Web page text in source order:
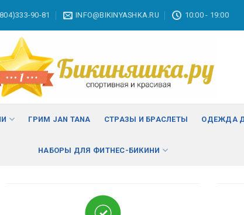
90-81 INFO@BIKINYASHKA.RU 10:00 - 19:00
ГРИМ JAN TANA СТРАЗЫ И БРАСЛЕТЫ ОДЕЖДА
НАБОРЫ ДЛЯ ФИТНЕС-БИКИНИ